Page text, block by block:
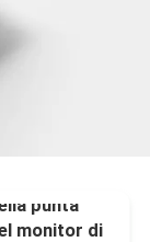
punta
monitor di